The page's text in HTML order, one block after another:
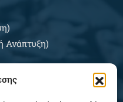
Ανάπτυξη)